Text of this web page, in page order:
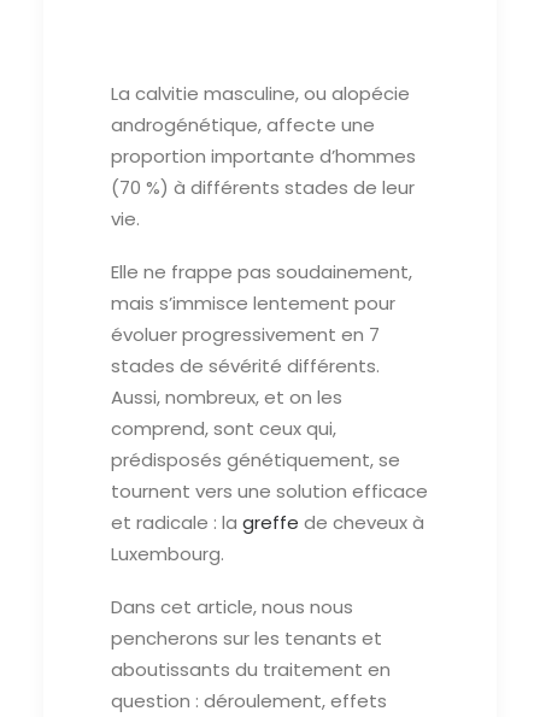
La calvitie masculine, ou alopécie
androgénétique, affecte une
proportion importante d’hommes
(70 %) à différents stades de leur
vie.
Elle ne frappe pas soudainement,
mais s’immisce lentement pour
évoluer progressivement en 7
stades de sévérité différents.
Aussi, nombreux, et on les
comprend, sont ceux qui,
prédisposés génétiquement, se
tournent vers une solution efficace
et radicale : la greffe de cheveux à
Luxembourg.
Dans cet article, nous nous
pencherons sur les tenants et
aboutissants du traitement en
question : déroulement, effets